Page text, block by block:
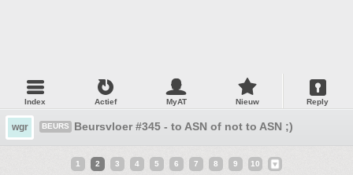
Index Actief MyAT Nieuw Reply
wgr BEURS Beursvloer #345 - to ASN of not to ASN ;)
1 2 3 4 5 6 7 8 9 10